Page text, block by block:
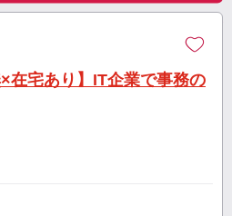
在宅あり】IT企業で事務の